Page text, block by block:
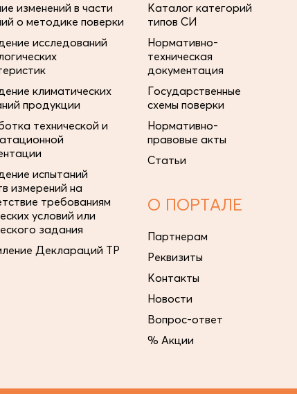
изменений в части
о методике поверки
исследований
климатических
продукции
технической и
испытаний
измерений на
требованиям
условий или
задания
Деклараций ТР
Каталог категорий
типов СИ
Нормативно-
техническая
документация
Государственные
схемы поверки
Нормативно-
правовые акты
Статьи
О ПОРТАЛЕ
Партнерам
Реквизиты
Контакты
Новости
Вопрос-ответ
% Акции